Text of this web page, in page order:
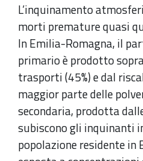
L’inquinamento
morti premature quasi
In Emilia-Romagna, il
primario è prodotto
trasporti (45%) e dal
maggior parte delle
secondaria, prodotta
subiscono gli inquinanti
popolazione residente in